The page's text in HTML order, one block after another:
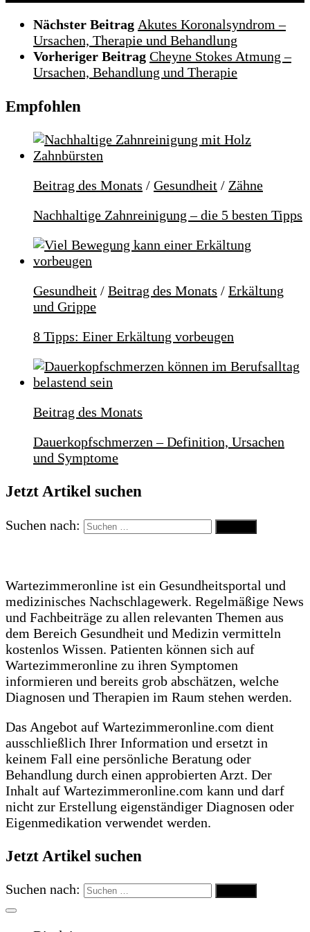
Nächster Beitrag Akutes Koronalsyndrom –
Ursachen, Therapie und Behandlung
Vorheriger Beitrag Cheyne Stokes Atmung –
Ursachen, Behandlung und Therapie
Empfohlen
Beitrag des Monats / Gesundheit / Zähne
Nachhaltige Zahnreinigung – die 5 besten Tipps
Gesundheit / Beitrag des Monats / Erkältung
und Grippe
8 Tipps: Einer Erkältung vorbeugen
Beitrag des Monats
Dauerkopfschmerzen – Definition, Ursachen
und Symptome
Jetzt Artikel suchen
Suchen nach:
Wartezimmeronline ist ein Gesundheitsportal und
medizinisches Nachschlagewerk. Regelmäßige News
und Fachbeiträge zu allen relevanten Themen aus
dem Bereich Gesundheit und Medizin vermitteln
kostenlos Wissen. Patienten können sich auf
Wartezimmeronline zu ihren Symptomen
informieren und bereits grob abschätzen, welche
Diagnosen und Therapien im Raum stehen werden.
Das Angebot auf Wartezimmeronline.com dient
ausschließlich Ihrer Information und ersetzt in
keinem Fall eine persönliche Beratung oder
Behandlung durch einen approbierten Arzt. Der
Inhalt auf Wartezimmeronline.com kann und darf
nicht zur Erstellung eigenständiger Diagnosen oder
Eigenmedikation verwendet werden.
Jetzt Artikel suchen
Suchen nach: